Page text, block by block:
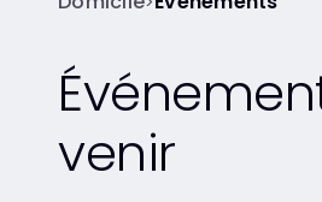
venir